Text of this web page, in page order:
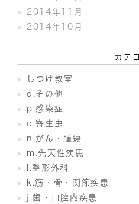
2014年11月
2014年10月
カテ
しつけ教室
q.その他
p.感染症
o.寄生虫
n.がん・腫瘍
m.先天性疾患
l.整形外科
k.筋・骨・関節疾患
j.歯・口腔内疾患